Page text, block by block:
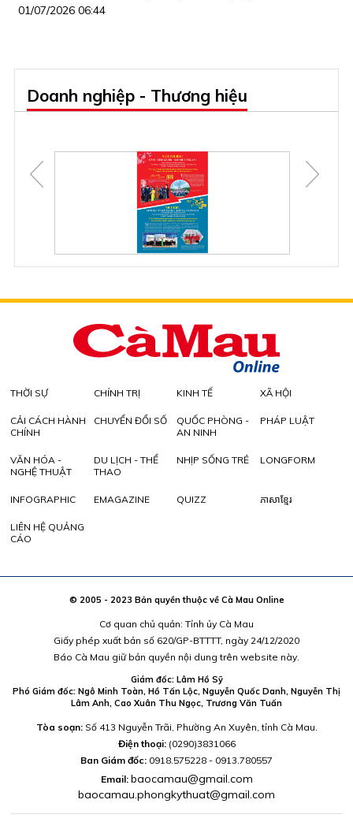
01/07/2026 06:44
Doanh nghiệp - Thương hiệu
THỜI SỰ CHÍNH TRỊ KINH TẾ XÃ HỘI
CẢI CÁCH HÀNH
CHÍNH
CHUYỂN ĐỔI SỐ
QUỐC PHÒNG -
AN NINH
PHÁP LUẬT
VĂN HÓA -
NGHỆ THUẬT
DU LỊCH - THỂ
THAO
NHỊP SỐNG TRẺ LONGFORM
INFOGRAPHIC EMAGAZINE QUIZZ ភាសាខ្មែរ
LIÊN HỆ QUẢNG
CÁO
© 2005 - 2023 Bản quyền thuộc về Cà Mau Online
Cơ quan chủ quản: Tỉnh ủy Cà Mau
Giấy phép xuất bản số 620/GP-BTTTT, ngày 24/12/2020
Báo Cà Mau giữ bản quyền nội dung trên website này.
Giám đốc: Lâm Hồ Sỹ
Phó Giám đốc: Ngô Minh Toàn, Hồ Tấn Lộc, Nguyễn Quốc Danh, Nguyễn Thị
Lâm Anh, Cao Xuân Thu Ngọc, Trương Văn Tuấn
Tòa soạn:Số 413 Nguyễn Trãi, Phường An Xuyên, tỉnh Cà Mau.
Điện thoại: (0290)3831066
Ban Giám đốc: 0918.575228 - 0913.780557
Email: baocamau@gmail.com
baocamau.phongkythuat@gmail.com